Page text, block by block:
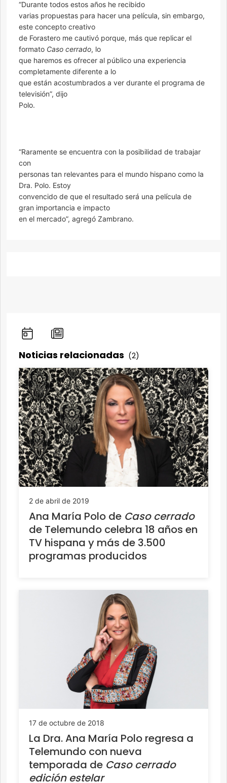
“Durante todos estos años he recibido
varias propuestas para hacer una película, sin embargo,
este concepto creativo
de Forastero me cautivó porque, más que replicar el
formato Caso cerrado, lo
que haremos es ofrecer al público una experiencia
completamente diferente a lo
que están acostumbrados a ver durante el programa de
televisión”, dijo
Polo.
“Raramente se encuentra con la posibilidad de trabajar
con
personas tan relevantes para el mundo hispano como la
Dra. Polo. Estoy
convencido de que el resultado será una película de
gran importancia e impacto
en el mercado”, agregó Zambrano.
Noticias relacionadas (2)
2 de abril de 2019
Ana María Polo de Caso cerrado
de Telemundo celebra 18 años en
TV hispana y más de 3.500
programas producidos
17 de octubre de 2018
La Dra. Ana María Polo regresa a
Telemundo con nueva
temporada de Caso cerrado
edición estelar